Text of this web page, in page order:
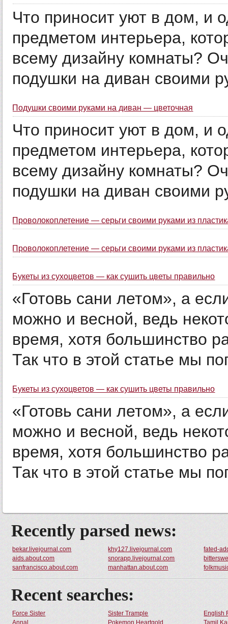
Что приносит уют в дом, и
предметом интерьера,
всему дизайну комнаты?
подушки на диван своими
Подушки своими руками на диван — цветочная
Что приносит уют в дом, и
предметом интерьера,
всему дизайну комнаты?
подушки на диван своими
Проволокоплетение — серьги своими руками из
Проволокоплетение — серьги своими руками из
Букеты из сухоцветов — как сушить цветы правильно
«Готовь сани летом», а
можно и весной, ведь
время, хотя большинство
Так что в этой статье мы
Букеты из сухоцветов — как сушить цветы правильно
«Готовь сани летом», а
можно и весной, ведь
время, хотя большинство
Так что в этой статье мы
Recently parsed news:
bekar.livejournal.com khy127.livejournal.com
fated-
aids.about.com
snorapp.livejournal.com
sanfrancisco.about.com
manhattan.about.com
Recent searches:
Force Sister Sister Trample
English
Annal
Pokemon Heartgold Tamil